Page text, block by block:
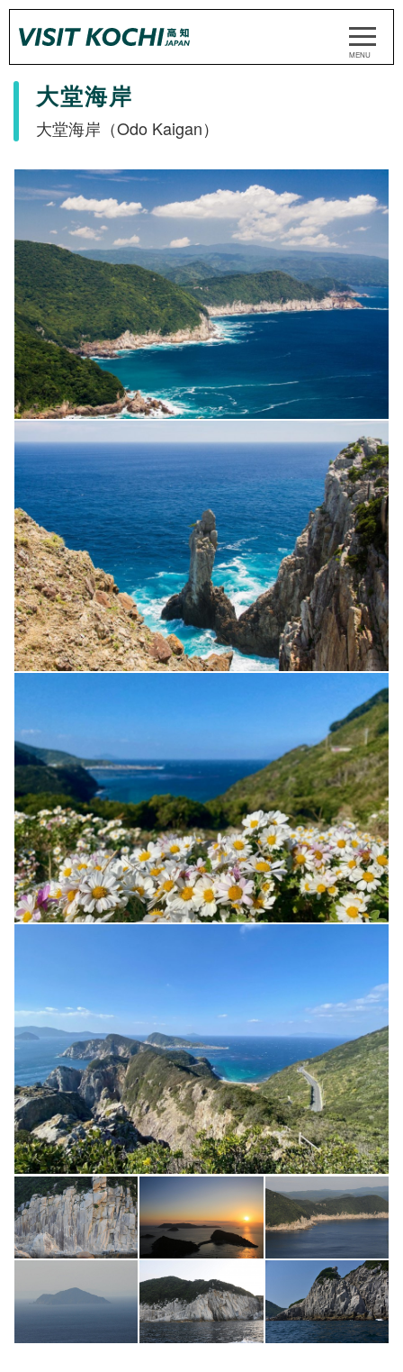
大堂海岸
大堂海岸（Odo Kaigan）